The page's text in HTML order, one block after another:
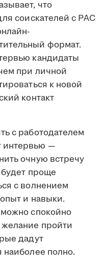
что
соискателей с РАС
формат.
кандидаты
при личной
к новой
контакт
с работодателем
интервью —
очную встречу
будет проще
с волнением
и навыки.
спокойно
пройти
дадут
наиболее полно.